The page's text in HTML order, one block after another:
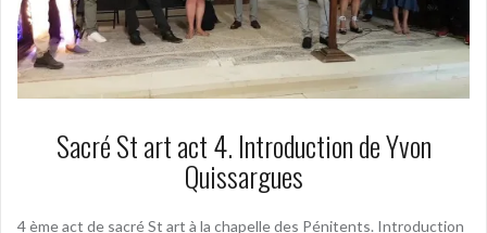
Sacré St art act 4. Introduction de Yvon
Quissargues
4 ème act de sacré St art à la chapelle des Pénitents. Introduction